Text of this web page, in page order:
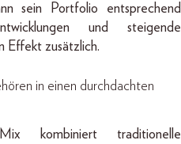
sein Portfolio entsprechend
und steigende
Effekt zusätzlich.
in einen durchdachten
kombiniert traditionelle